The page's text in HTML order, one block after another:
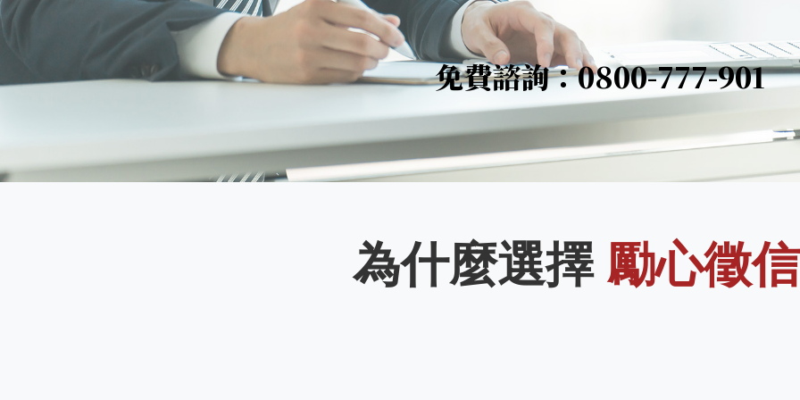
免費諮詢：0800-777-901
為什麼選擇 勵心徵信